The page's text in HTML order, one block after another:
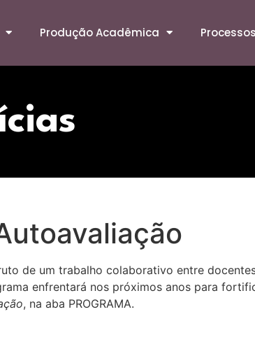
Produção Acadêmica
de um trabalho colaborativo entre
enfrentará nos próximos anos para
, na aba PROGRAMA.